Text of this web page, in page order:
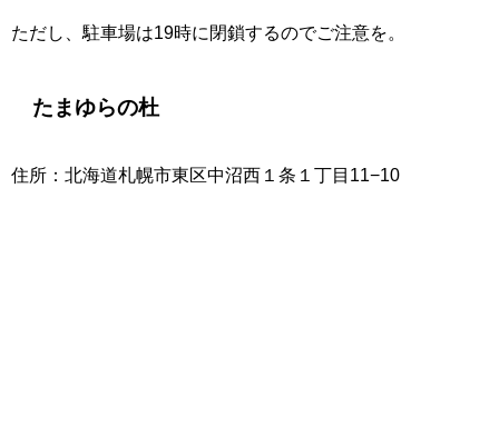
ただし、駐車場は19時に閉鎖するのでご注意を。
たまゆらの杜
住所：北海道札幌市東区中沼西１条１丁目11−10